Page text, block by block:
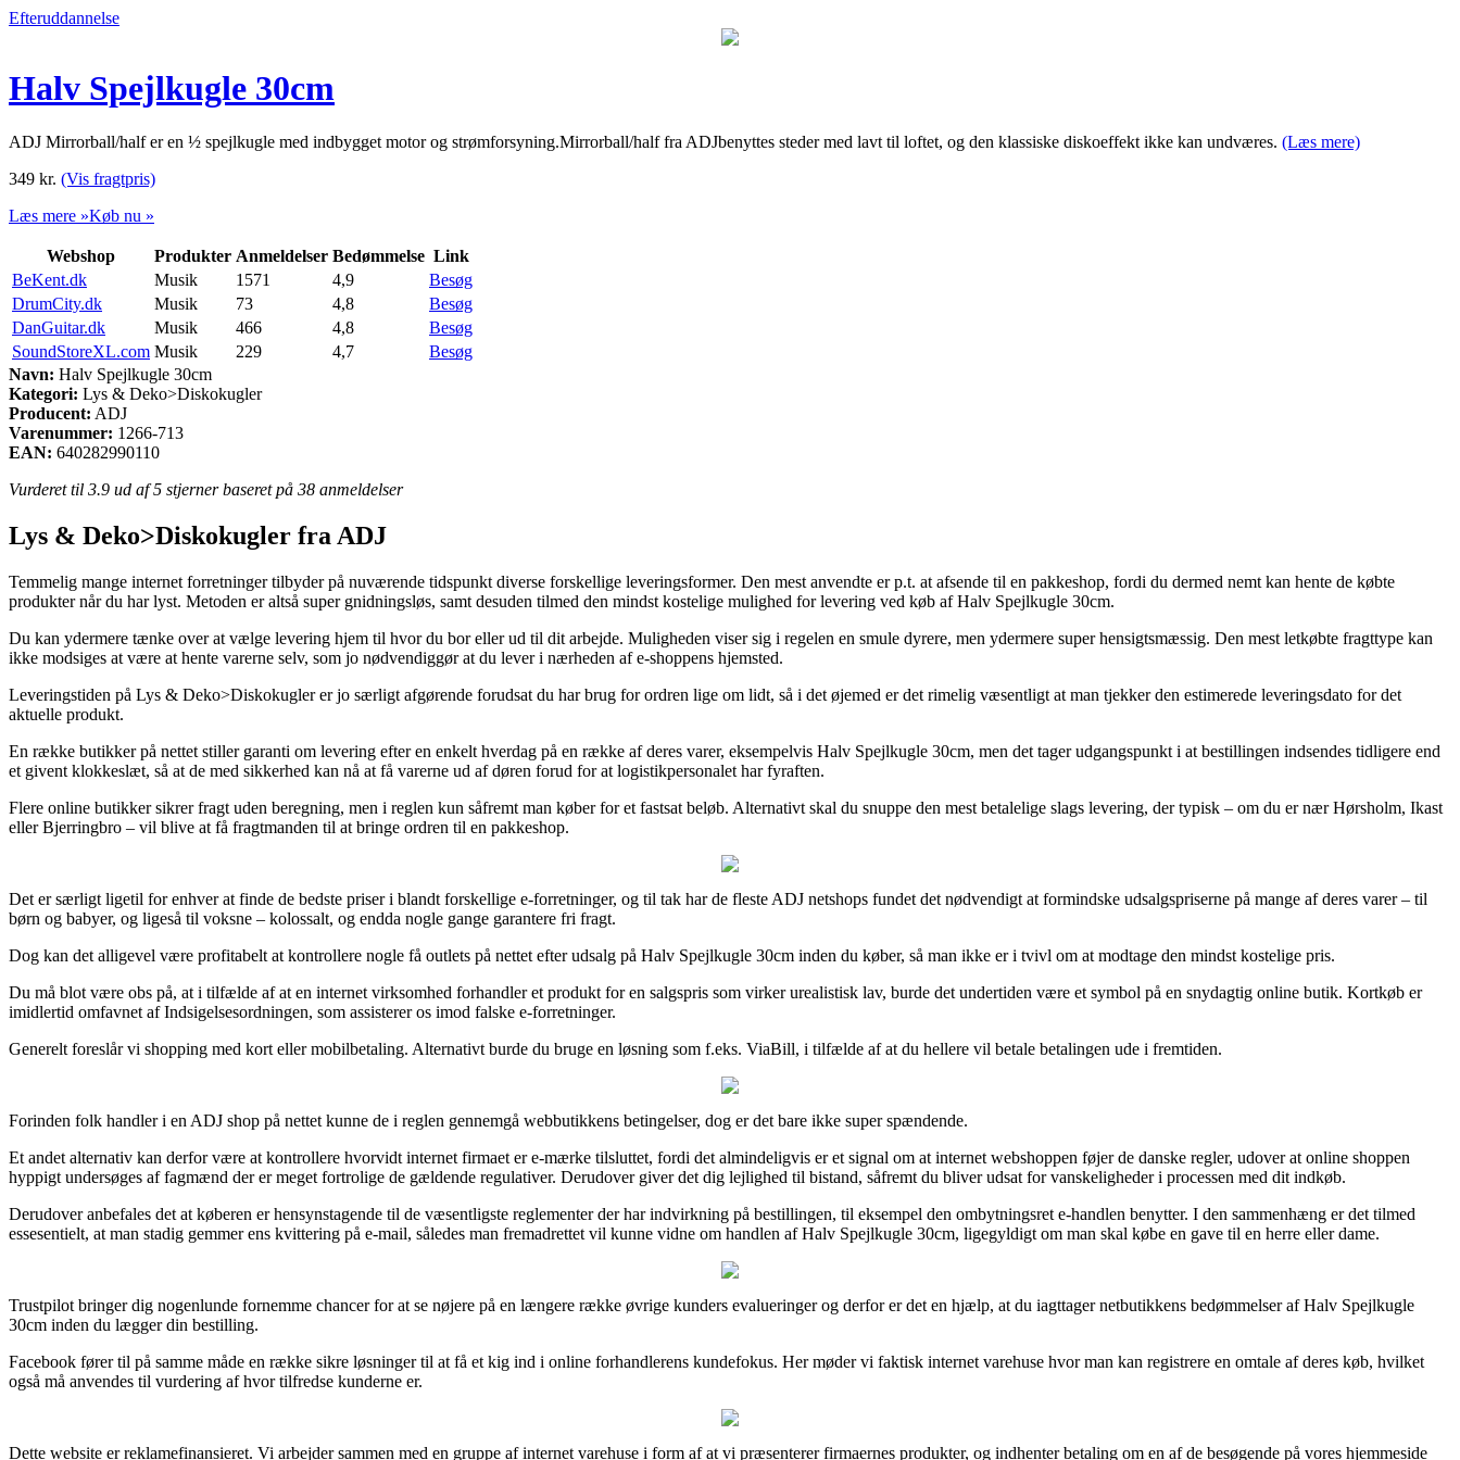
Efteruddannelse
Halv Spejlkugle 30cm
ADJ Mirrorball/half er en ½ spejlkugle med indbygget motor og strømforsyning.Mirrorball/half fra ADJbenyttes steder med lavt til loftet, og den klassiske diskoeffekt ikke kan undværes. (Læs mere)
349 kr. (Vis fragtpris)
Læs mere »Køb nu »
Webshop Produkter Anmeldelser Bedømmelse Link
BeKent.dk
Musik 1571 4,9
Besøg
DrumCity.dk
Musik 73 4,8
Besøg
DanGuitar.dk
Musik 466 4,8
Besøg
SoundStoreXL.com Musik 229 4,7
Besøg
Navn: Halv Spejlkugle 30cm
Kategori: Lys & Deko>Diskokugler
Producent: ADJ
Varenummer: 1266-713
EAN: 640282990110
Vurderet til 3.9 ud af 5 stjerner baseret på 38 anmeldelser
Lys & Deko>Diskokugler fra ADJ
Temmelig mange internet forretninger tilbyder på nuværende tidspunkt diverse forskellige leveringsformer. Den mest anvendte er p.t. at afsende til en pakkeshop, fordi du dermed nemt kan hente de købte
produkter når du har lyst. Metoden er altså super gnidningsløs, samt desuden tilmed den mindst kostelige mulighed for levering ved køb af Halv Spejlkugle 30cm.
Du kan ydermere tænke over at vælge levering hjem til hvor du bor eller ud til dit arbejde. Muligheden viser sig i regelen en smule dyrere, men ydermere super hensigtsmæssig. Den mest letkøbte fragttype kan
ikke modsiges at være at hente varerne selv, som jo nødvendiggør at du lever i nærheden af e-shoppens hjemsted.
Leveringstiden på Lys & Deko>Diskokugler er jo særligt afgørende forudsat du har brug for ordren lige om lidt, så i det øjemed er det rimelig væsentligt at man tjekker den estimerede leveringsdato for det
aktuelle produkt.
En række butikker på nettet stiller garanti om levering efter en enkelt hverdag på en række af deres varer, eksempelvis Halv Spejlkugle 30cm, men det tager udgangspunkt i at bestillingen indsendes tidligere end
et givent klokkeslæt, så at de med sikkerhed kan nå at få varerne ud af døren forud for at logistikpersonalet har fyraften.
Flere online butikker sikrer fragt uden beregning, men i reglen kun såfremt man køber for et fastsat beløb. Alternativt skal du snuppe den mest betalelige slags levering, der typisk – om du er nær Hørsholm, Ikast
eller Bjerringbro – vil blive at få fragtmanden til at bringe ordren til en pakkeshop.
Det er særligt ligetil for enhver at finde de bedste priser i blandt forskellige e-forretninger, og til tak har de fleste ADJ netshops fundet det nødvendigt at formindske udsalgspriserne på mange af deres varer – til
børn og babyer, og ligeså til voksne – kolossalt, og endda nogle gange garantere fri fragt.
Dog kan det alligevel være profitabelt at kontrollere nogle få outlets på nettet efter udsalg på Halv Spejlkugle 30cm inden du køber, så man ikke er i tvivl om at modtage den mindst kostelige pris.
Du må blot være obs på, at i tilfælde af at en internet virksomhed forhandler et produkt for en salgspris som virker urealistisk lav, burde det undertiden være et symbol på en snydagtig online butik. Kortkøb er
imidlertid omfavnet af Indsigelsesordningen, som assisterer os imod falske e-forretninger.
Generelt foreslår vi shopping med kort eller mobilbetaling. Alternativt burde du bruge en løsning som f.eks. ViaBill, i tilfælde af at du hellere vil betale betalingen ude i fremtiden.
Forinden folk handler i en ADJ shop på nettet kunne de i reglen gennemgå webbutikkens betingelser, dog er det bare ikke super spændende.
Et andet alternativ kan derfor være at kontrollere hvorvidt internet firmaet er e-mærke tilsluttet, fordi det almindeligvis er et signal om at internet webshoppen føjer de danske regler, udover at online shoppen
hyppigt undersøges af fagmænd der er meget fortrolige de gældende regulativer. Derudover giver det dig lejlighed til bistand, såfremt du bliver udsat for vanskeligheder i processen med dit indkøb.
Derudover anbefales det at køberen er hensynstagende til de væsentligste reglementer der har indvirkning på bestillingen, til eksempel den ombytningsret e-handlen benytter. I den sammenhæng er det tilmed
essesentielt, at man stadig gemmer ens kvittering på e-mail, således man fremadrettet vil kunne vidne om handlen af Halv Spejlkugle 30cm, ligegyldigt om man skal købe en gave til en herre eller dame.
Trustpilot bringer dig nogenlunde fornemme chancer for at se nøjere på en længere række øvrige kunders evalueringer og derfor er det en hjælp, at du iagttager netbutikkens bedømmelser af Halv Spejlkugle
30cm inden du lægger din bestilling.
Facebook fører til på samme måde en række sikre løsninger til at få et kig ind i online forhandlerens kundefokus. Her møder vi faktisk internet varehuse hvor man kan registrere en omtale af deres køb, hvilket
også må anvendes til vurdering af hvor tilfredse kunderne er.
Dette website er reklamefinansieret. Vi arbejder sammen med en gruppe af internet varehuse i form af at vi præsenterer firmaernes produkter, og indhenter betaling om en af de besøgende på vores hjemmeside